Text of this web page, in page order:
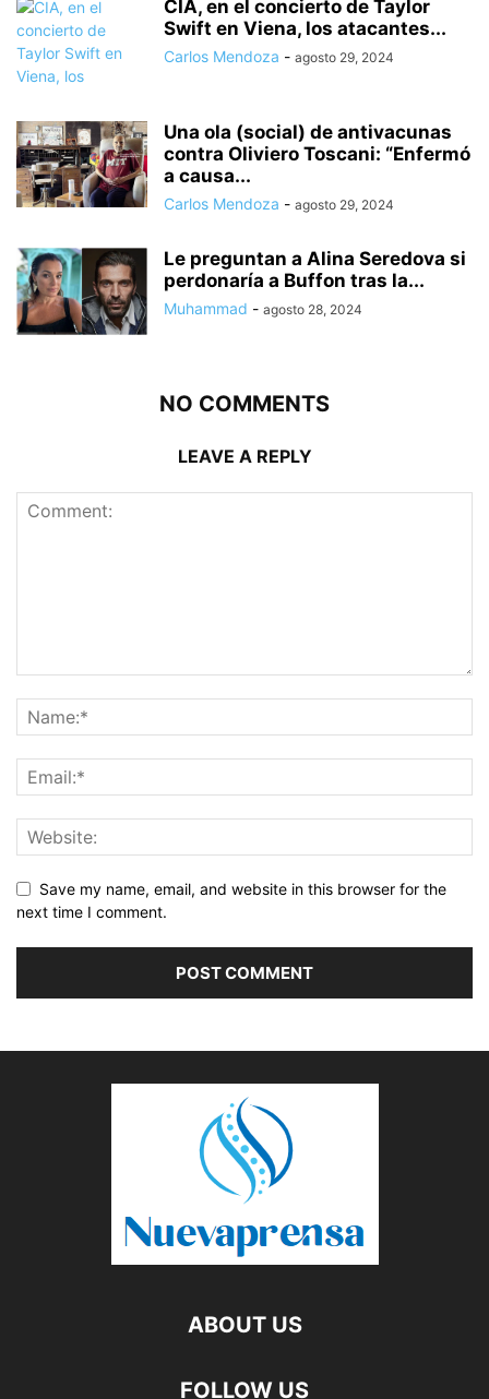
CIA, en el concierto de Taylor
Swift en Viena, los atacantes...
Carlos Mendoza - agosto 29, 2024
Una ola (social) de antivacunas
contra Oliviero Toscani: “Enfermó
a causa...
Carlos Mendoza - agosto 29, 2024
Le preguntan a Alina Seredova si
perdonaría a Buffon tras la...
Muhammad - agosto 28, 2024
NO COMMENTS
LEAVE A REPLY
Save my name, email, and website in this browser for the
next time I comment.
ABOUT US
FOLLOW US